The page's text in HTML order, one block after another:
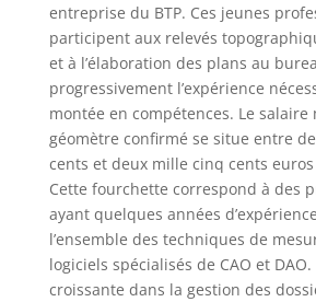
entreprise du BTP. Ces jeunes
participent aux relevés
et à l’élaboration des plans au
progressivement l’expérience
montée en compétences. Le salaire
géomètre confirmé se situe entre
cents et deux mille cinq cents
Cette fourchette correspond à des
ayant quelques années
l’ensemble des techniques de
logiciels spécialisés de CAO et
croissante dans la gestion des